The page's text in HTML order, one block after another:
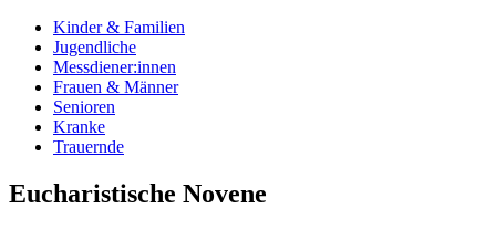
Kinder & Familien
Jugendliche
Messdiener:innen
Frauen & Männer
Senioren
Kranke
Trauernde
Eucharistische Novene